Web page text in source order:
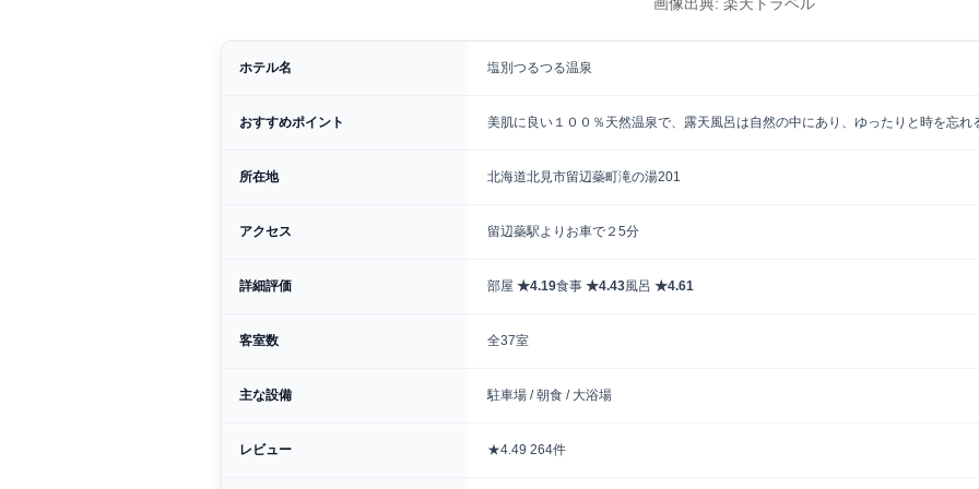
画像出典: 楽天トラベル
ホテル名 塩別つるつる温泉
おすすめポイント 美肌に良い１００％天然温泉で、露天風呂は自然の中にあり、ゆったりと時を忘れ
所在地 北海道北見市留辺蘂町滝の湯201
アクセス 留辺蘂駅よりお車で２5分
詳細評価 部屋 ★4.19食事 ★4.43風呂 ★4.61
客室数 全37室
主な設備 駐車場 / 朝食 / 大浴場
レビュー ★4.49 264件